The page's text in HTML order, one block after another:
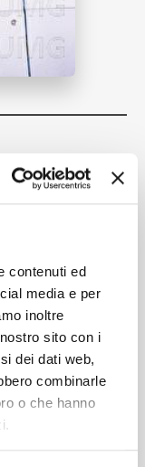
contenuti ed
media e per
inoltre
sito con i
dei dati web,
combinarle
o che hanno